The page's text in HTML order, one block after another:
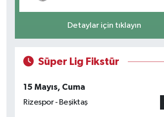
Detaylar için tıklayın
Süper Lig Fikstür
15 Mayıs, Cuma
Rizespor - Beşiktaş